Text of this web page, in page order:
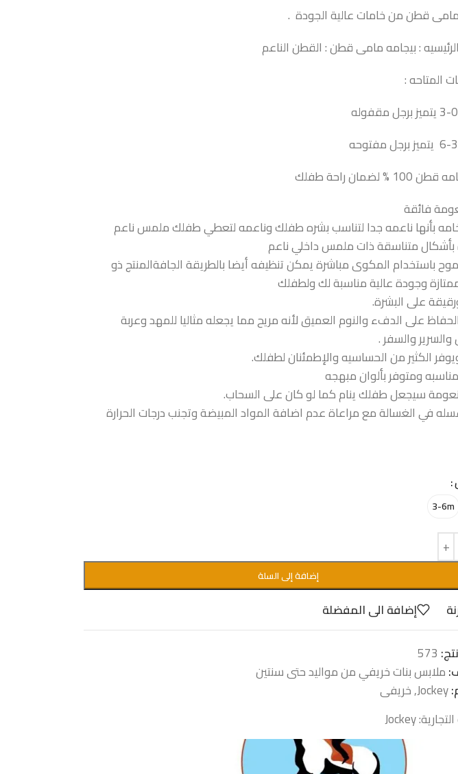
قطن من خامات عالية الجودة .
: بيجامه مامى قطن : القطن الناعم
المتاحه :
% لضمان راحة طفلك
فائقة
بأنها ناعمه جدا لتناسب بشره طفلك وناعمه لتعطي طفلك ملمس ناعم
متناسقة ذات ملمس داخلي ناعم
باستخدام المكوى مباشرة يمكن تنظيفه أيضا بالطريقة الجافةالمنتج ذو
وجودة عالية مناسبة لك ولطفلك
على البشرة.
على الدفء والنوم العميق لأنه مريح مما يجعله مثاليا للمهد وعربة
والسرير والسفر .
الكثير من الحساسيه والإطمئنان لطفلك.
ومتوفر بألوان مبهجه
سيجعل طفلك ينام كما لو كان على السحاب.
في الغسالة مع مراعاة عدم اضافة المواد المبيضة وتجنب درجات الحرارة
3-6m
إضافة إلى السلة
إضافة الى المفضلة
573
ملابس بنات خريفي من مواليد حتى سنتين
Jockey
,خريفى
Jockey